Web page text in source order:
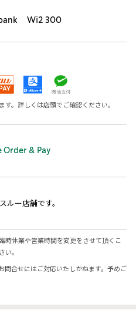
Wi2 300
。詳しくは店頭でご確認ください。
Order & Pay
ルー店舗です。
時休業や営業時間を変更をさせて頂くこ
い。
問合せにはご対応いたしかねます。予めご